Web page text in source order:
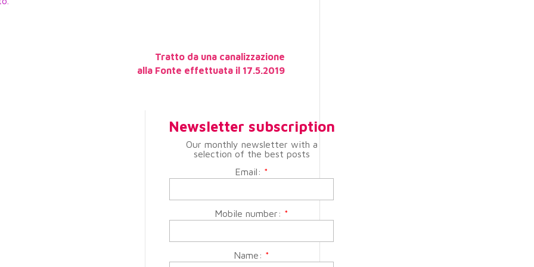
Tratto da una canalizzazione
alla Fonte effettuata il 17.5.2019
Newsletter subscription
Our monthly newsletter with a
selection of the best posts
Email: *
Mobile number: *
Name: *